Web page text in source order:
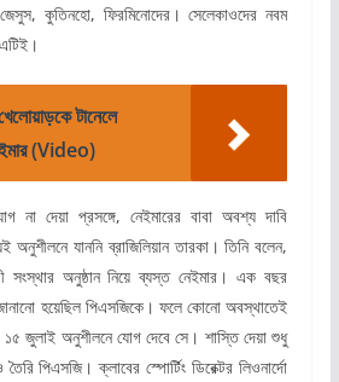
কুতিনহো, ফিরমিনোদের। সেলেকাওদের নবম
টানেলে
(Video)
না দেয়া প্রসঙ্গে, নেইমারের বাবা অবশ্য দাবি
অনুশীলনে যাননি ব্রাজিলিয়ান তারকা। তিনি বলেন,
সংস্থার অনুষ্ঠান নিয়ে ব্যস্ত নেইমার। এক বছর
হয়েছিল পিএসজিকে। ফলে কোনো অবস্থাতেই
জুলাই অনুশীলনে যোগ দেবে সে। শাস্তি দেয়া শুধু
পিএসজি। ক্লাবের স্পোর্টিং ডিরেক্টর লিওনার্দো